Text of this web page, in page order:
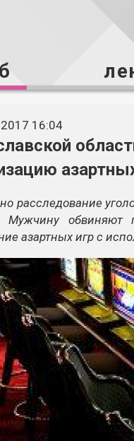
16:04
расследование
Мужчину
азартных игр с